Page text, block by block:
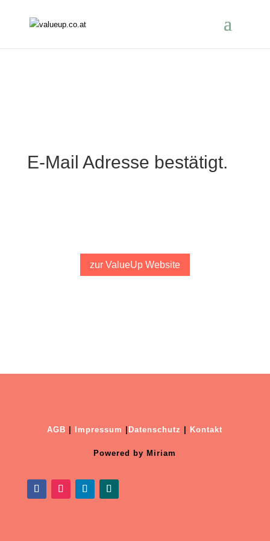
E-Mail Adresse bestätigt.
zur ValueUp Website
AGB | Impressum | Datenschutz | Kontakt
Powered by Miriam